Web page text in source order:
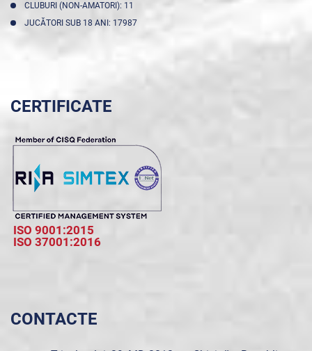
CLUBURI (NON-AMATORI): 11
JUCĂTORI SUB 18 ANI: 17987
CERTIFICATE
ISO 9001:2015
ISO 37001:2016
CONTACTE